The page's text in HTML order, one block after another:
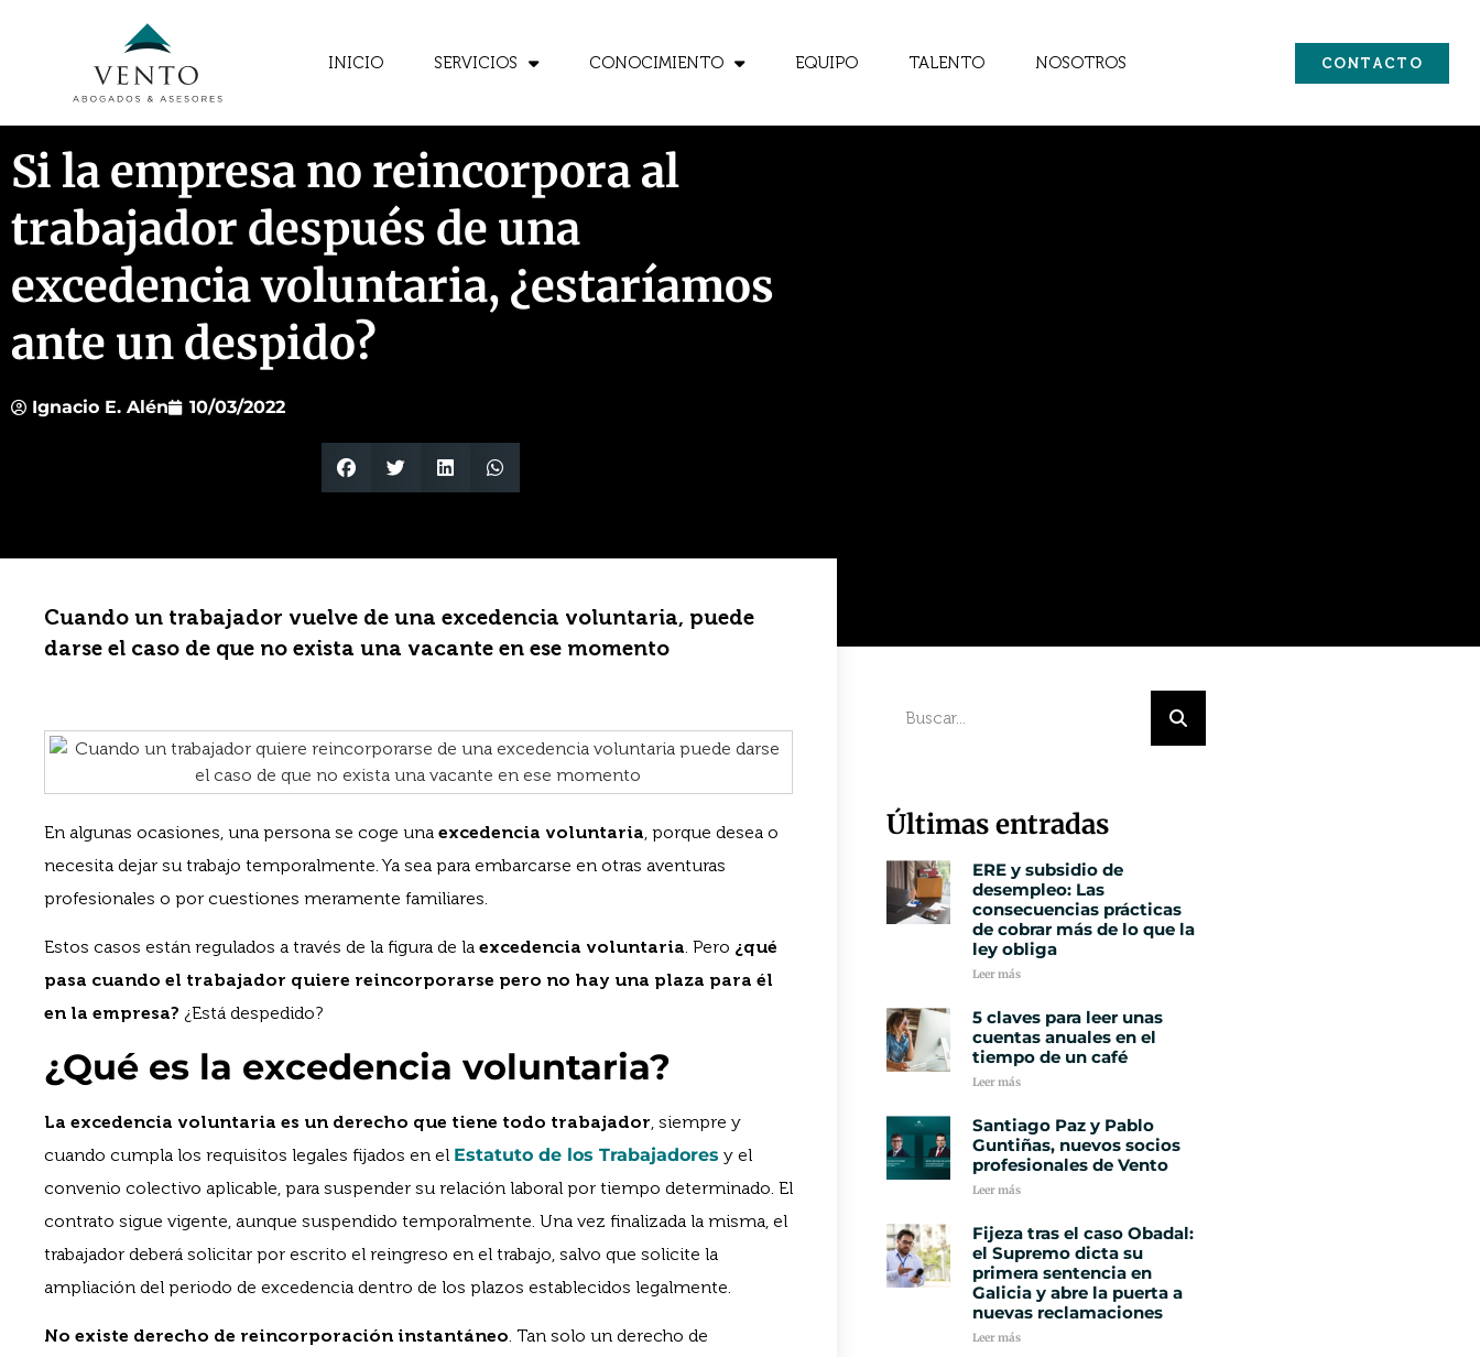
INICIO SERVICIOS CONOCIMIENTO EQUIPO TALENTO NOSOTROS CONTACTO
Si la empresa no reincorpora al
trabajador después de una
excedencia voluntaria, ¿estaríamos
ante un despido?
Ignacio E. Alén 10/03/2022
Cuando un trabajador vuelve de una excedencia voluntaria, puede
darse el caso de que no exista una vacante en ese momento
En algunas ocasiones, una persona se coge una excedencia voluntaria, porque desea o
necesita dejar su trabajo temporalmente. Ya sea para embarcarse en otras aventuras
profesionales o por cuestiones meramente familiares.
Estos casos están regulados a través de la figura de la excedencia voluntaria. Pero ¿qué
pasa cuando el trabajador quiere reincorporarse pero no hay una plaza para él
en la empresa? ¿Está despedido?
¿Qué es la excedencia voluntaria?
La excedencia voluntaria es un derecho que tiene todo trabajador , siempre y
cuando cumpla los requisitos legales fijados en el Estatuto de los Trabajadores y el
convenio colectivo aplicable, para suspender su relación laboral por tiempo determinado. El
contrato sigue vigente, aunque suspendido temporalmente. Una vez finalizada la misma, el
trabajador deberá solicitar por escrito el reingreso en el trabajo, salvo que solicite la
ampliación del periodo de excedencia dentro de los plazos establecidos legalmente.
No existe derecho de reincorporación instantáneo. Tan solo un derecho de
Últimas entradas
ERE y subsidio de
desempleo: Las
consecuencias prácticas
de cobrar más de lo que la
ley obliga
Leer más
5 claves para leer unas
cuentas anuales en el
tiempo de un café
Leer más
Santiago Paz y Pablo
Guntiñas, nuevos socios
profesionales de Vento
Leer más
Fijeza tras el caso Obadal:
el Supremo dicta su
primera sentencia en
Galicia y abre la puerta a
nuevas reclamaciones
Leer más